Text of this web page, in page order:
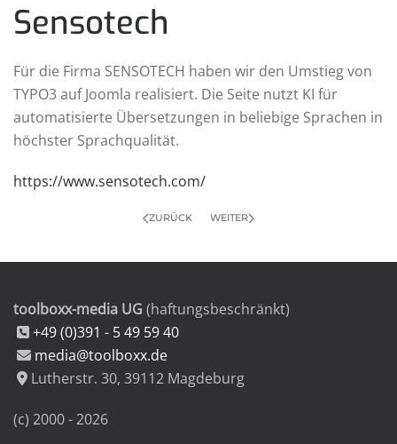
Sensotech
Für die Firma SENSOTECH haben wir den Umstieg von
TYPO3 auf Joomla realisiert. Die Seite nutzt KI für
automatisierte Übersetzungen in beliebige Sprachen in
höchster Sprachqualität.
https://www.sensotech.com/
ZURÜCK WEITER
toolboxx-media UG (haftungsbeschränkt)
+49 (0)391 - 5 49 59 40
media@toolboxx.de
Lutherstr. 30, 39112 Magdeburg
(c) 2000 -2026